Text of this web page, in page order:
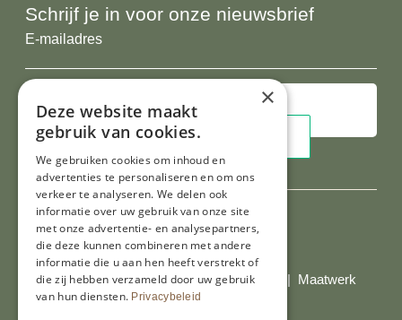
Schrijf je in voor onze nieuwsbrief
E-
Al onze prijzen zijn incl. BTW
© Copyright 2026 Limburgs Bakwinkeltje | Maatwerk
website webmix
×
Deze website maakt
gebruik van cookies.
We gebruiken cookies om inhoud en
advertenties te personaliseren en om ons
verkeer te analyseren. We delen ook
informatie over uw gebruik van onze site
met onze advertentie- en analysepartners,
die deze kunnen combineren met andere
informatie die u aan hen heeft verstrekt of
die zij hebben verzameld door uw gebruik
van hun diensten. Privacybeleid